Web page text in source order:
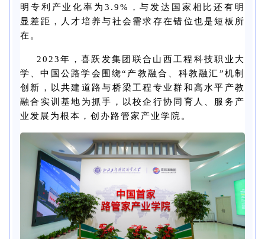
明专利产业化率为3.9%，与发达国家相比还有明
显差距，人才培养与社会需求存在错位也是短板所
在。
2023年，喜跃发集团联合山西工程科技职业大
学、中国公路学会围绕“产教融合、科教融汇”机制
创新，以共建道路与桥梁工程专业群和高水平产教
融合实训基地为抓手，以校企行协同育人、服务产
业发展为根本，创办路管家产业学院。